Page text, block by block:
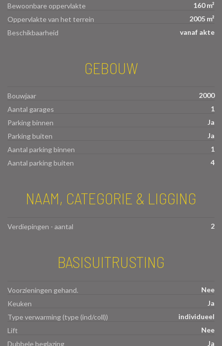
Bewoonbare oppervlakte
160 m²
Oppervlakte van het terrein
2005 m²
Beschikbaarheid
vanaf akte
GEBOUW
Bouwjaar
2000
Aantal garages
1
Parking binnen
Ja
Parking buiten
Ja
Aantal parking binnen
1
Aantal parking buiten
4
NAAM, CATEGORIE & LIGGING
Verdiepingen - aantal 2
BASISUITRUSTING
Voorzieningen gehand.
Nee
Keuken
Ja
Type verwarming (type (ind/coll))
individueel
Lift
Nee
Dubbele beglazing
Ja